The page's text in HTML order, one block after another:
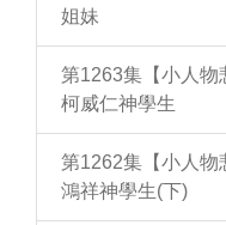
姐妹
第1263集【小人物
柯威仁神學生
第1262集【小人物
鴻祥神學生(下)